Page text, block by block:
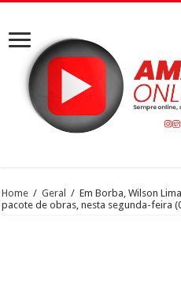
Home / Geral / Em Borba, Wilson
pacote de obras, nesta segunda-feira